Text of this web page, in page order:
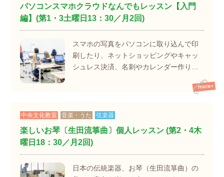
パソコンスマホクラウドなんでもレッスン【入門
編】(第1・3土曜日13：30／月2回)
スマホの写真をパソコンに取り込んで印
刷したり、ネットショッピングやキャッ
シュレス決済、名刺やカレンダー作り…
中央文化教室 音楽・うた 弦楽器
楽しいお琴〔生田流箏曲〕個人レッスン (第2・4木
曜日18：30／月2回)
日本の伝統楽器、お琴（生田流箏曲）の